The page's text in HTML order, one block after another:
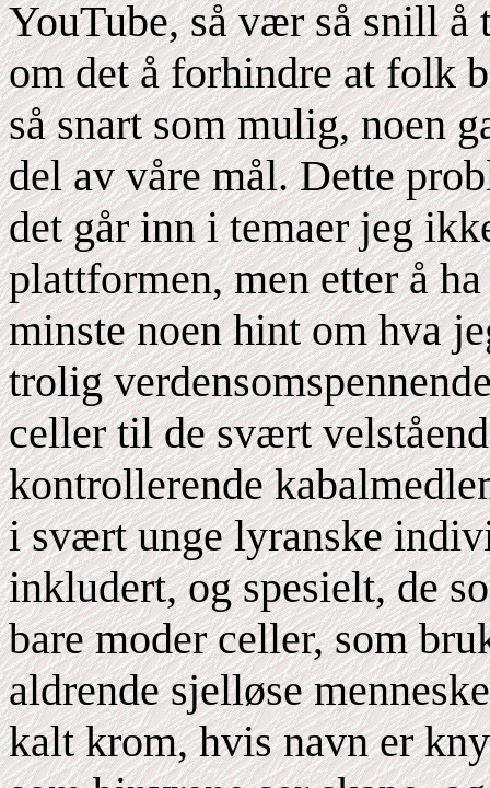
YouTube, så vær så snill å
om det å forhindre at folk
så snart som mulig, noen
del av våre mål. Dette
det går inn i temaer jeg
plattformen, men etter å
minste noen hint om hva
trolig
celler til de svært
kontrollerende
i svært unge lyranske
inkludert, og spesielt, de
bare moder celler, som
aldrende sjelløse
kalt krom, hvis navn er